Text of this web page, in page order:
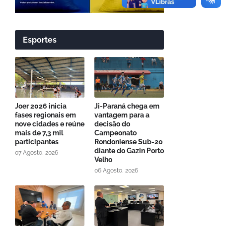
Esportes
Joer 2026 inicia
fases regionais em
nove cidades e reúne
mais de 7,3 mil
participantes
07 Agosto, 2026
Ji-Paraná chega em
vantagem para a
decisão do
Campeonato
Rondoniense Sub-20
diante do Gazin Porto
Velho
06 Agosto, 2026